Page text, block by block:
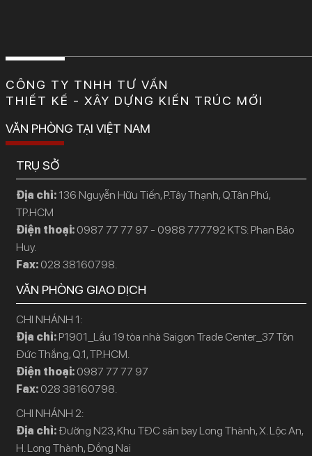
CÔNG TY TNHH TƯ VẤN
THIẾT KẾ - XÂY DỰNG KIẾN TRÚC MỚI
VĂN PHÒNG TẠI VIỆT NAM
TRỤ SỞ
Địa chỉ: 136 Nguyễn Hữu Tiến, P.Tây Thạnh, Q.Tân Phú,
TP.HCM
Điện thoại: 0987 77 77 97 - 0988 777792 KTS: Phan Bảo
Huy.
Fax: 028 38160798.
VĂN PHÒNG GIAO DỊCH
CHI NHÁNH 1:
Địa chỉ: P1901_Lầu 19 tòa nhà Saigon Trade Center_37 Tôn
Đức Thắng, Q.1, TP.HCM.
Điện thoại: 0987 77 77 97
Fax: 028 38160798.
CHI NHÁNH 2:
Địa chỉ:Đường N23, Khu TĐC sân bay Long Thành, X. Lộc An,
H. Long Thành, Đồng Nai